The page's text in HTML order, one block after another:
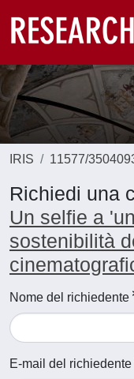
IRIS 11577/
Richiedi una
Un selfie a
sostenibilità
Nome del richiedente
E-mail del richiedente